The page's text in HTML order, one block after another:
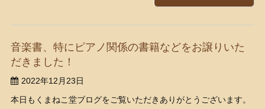
音楽書、特にピアノ関係の書籍などをお譲りいた
だきました！
2022年12月23日
本日もくまねこ堂ブログをご覧いただきありがとうございます。